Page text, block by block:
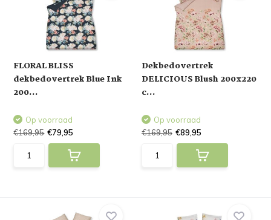
FLORAL BLISS
dekbedovertrek Blue Ink
200...
Op voorraad
€169,95 €79,95
Dekbedovertrek
DELICIOUS Blush 200x220
c...
Op voorraad
€169,95 €89,95